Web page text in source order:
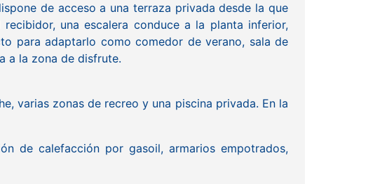
de acceso a una terraza privada desde la que
una escalera conduce a la planta inferior,
para adaptarlo como comedor de verano, sala de
a la zona de disfrute.
varias zonas de recreo y una piscina privada. En la
de calefacción por gasoil, armarios empotrados,